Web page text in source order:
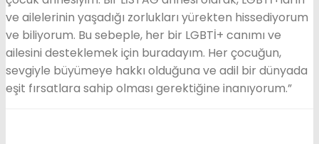
ve ailelerinin yaşadığı zorlukları yürekten hissediyorum
ve biliyorum. Bu sebeple, her bir LGBTİ+ canımı ve
ailesini desteklemek için buradayım. Her çocuğun,
sevgiyle büyümeye hakkı olduğuna ve adil bir dünyada
eşit fırsatlara sahip olması gerektiğine inanıyorum.”